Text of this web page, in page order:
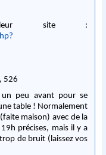
site :
526
peu avant pour se
table ! Normalement
maison) avec de la
précises, mais il y a
de bruit (laissez vos